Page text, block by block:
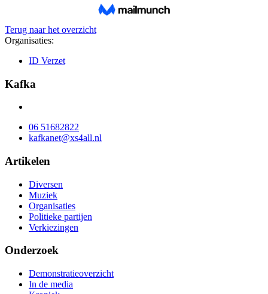
Terug naar het overzicht
Organisaties:
ID Verzet
Kafka
06 51682822
kafkanet@xs4all.nl
Artikelen
Diversen
Muziek
Organisaties
Politieke partijen
Verkiezingen
Onderzoek
Demonstratieoverzicht
In de media